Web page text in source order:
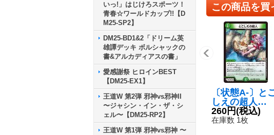
いっ!」はじけろスポーツ！
青春☆ワールドカップ!!【D
M25-SP2】
DM25-BD1&2「ドリーム英
雄譚デッキ ボルシャックの
書&アルカディアスの書」
愛感謝祭 ヒロインBEST
【DM25-EX1】
王道W 第2弾 邪神vs邪神II
〜ジャシン・イン・ザ・シ
ェル〜【DM25-RP2】
王道W 第1弾 邪神vs邪神 〜
この商品を買
〔状態A-〕と
しえの超人
【U】{24EX4P
R39/PR60}《自
260円(税込)
在庫数 1枚